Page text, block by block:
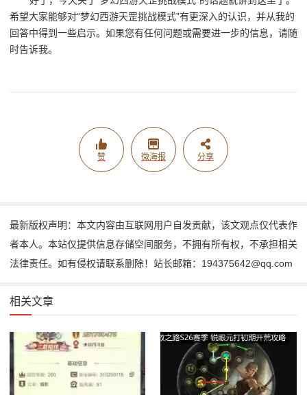
希望大家能够对“梦幻西游天罡挑战模式”有更深入的认识，并从我的
回答中得到一些启示。如果您有任何问题或需要进一步的信息，请随
时告诉我。
赞 微海报 分享
最新版权声明：本文内容由互联网用户自发贡献，该文观点仅代表作
者本人。本站仅提供信息存储空间服务，不拥有所有权，不承担相关
法律责任。如有侵权请联系删除！站长邮箱：194375642@qq.com
相关文章